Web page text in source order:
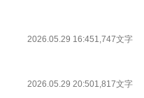
2026.05.29 16:451,747文字
2026.05.29 20:501,817文字